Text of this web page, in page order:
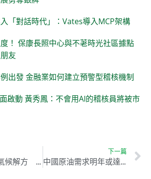
「對話時代」：Vates導入MCP架構
！ 保康長照中心與不荖時光社區據點
友
出發 金融業如何建立預警型稽核機制
啟動 黃秀鳳：不會用AI的稽核員將被市
混合金融成氣候解方 助力台灣2050淨零目標
下一篇
中國原油需求明年或達峰值，電動車崛起與經濟放緩成主因